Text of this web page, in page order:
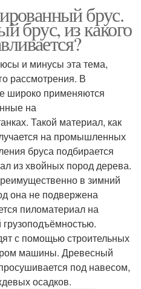
брус.
брус, из какого
и минусы эта тема,
рассмотрения. В
широко применяются
на
Такой материал, как
на промышленных
бруса подбирается
из хвойных пород дерева.
в зимний
она не подвержена
пиломатериал на
с помощью строительных
машины. Древесный
под навесом,
осадков.